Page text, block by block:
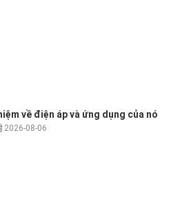
về điện áp và ứng dụng của nó
2026-08-06